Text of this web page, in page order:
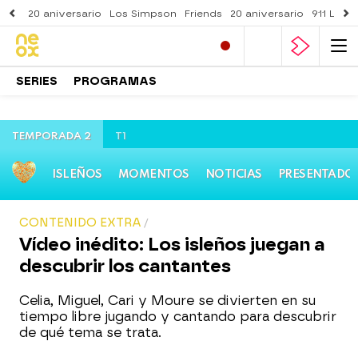
20 aniversario Los Simpson Friends 20 aniversario 911
SERIES PROGRAMAS
TEMPORADA 2 T1
ISLEÑOS MOMENTOS NOTICIAS
CONTENIDO EXTRA
Vídeo inédito: Los isleños juegan a
descubrir los cantantes
Celia, Miguel, Cari y Moure se divierten en su
tiempo libre jugando y cantando para descubrir
de qué tema se trata.